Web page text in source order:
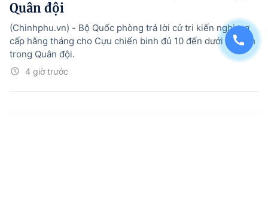
Quân đội
4 giờ trước
(Chinhphu.vn) - Bộ Quốc phòng trả lời cử tri kiến nghị trợ
cấp hằng tháng cho Cựu chiến binh đủ 10 đến dưới 15 năm
trong Quân đội.